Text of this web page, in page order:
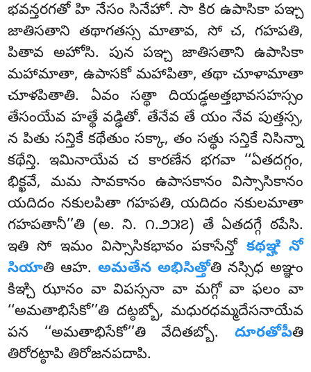
భవన్తరగతో హి నేసం సినేహో. సా కిర ఉపాసికా పఞ్చ
జాతిసతాని తథాగతస్స మాతావ, సో చ, గహపతి,
పితావ అహోసి. పున పఞ్చ జాతిసతాని ఉపాసికా
మహామాతా, ఉపాసకో మహాపితా, తథా చూళామాతా
చూళపితాతి. ఏవం సత్థా దియడ్ఢఅత్తభావసహస్సం
తేసంయేవ హత్థే వడ్ఢితో. తేనేవ తే యం నేవ పుత్తస్స,
న పితు సన్తికే కథేతుం సక్కా, తం సత్థు సన్తికే నిసిన్నా
కథేన్తి. ఇమినాయేవ చ కారణేన భగవా ‘‘ఏతదగ్గం,
భిక్ఖవే, మమ సావకానం ఉపాసకానం విస్సాసికానం
యదిదం నకులపితా గహపతి, యదిదం నకులమాతా
గహపతానీ’’తి (అ. ని. ౧.౨౫౭) తే ఏతదగ్గే ఠపేసి.
ఇతి సో ఇమం విస్సాసికభావం పకాసేన్తో కథఞ్హి నో
సియాతి ఆహ.అమతేన అభిసిత్తోతి నస్సిధ అఞ్ఞం
కిఞ్చి ఝానం వా విపస్సనా వా మగ్గో వా ఫలం వా
‘‘అమతాభిసేకో’’తి దట్ఠబ్బో, మధురధమ్మదేసనాయేవ
పన ‘‘అమతాభిసేకో’’తి వేదితబ్బో. దూరతోపీతి
తిరోరట్ఠాపి తిరోజనపదాపి.